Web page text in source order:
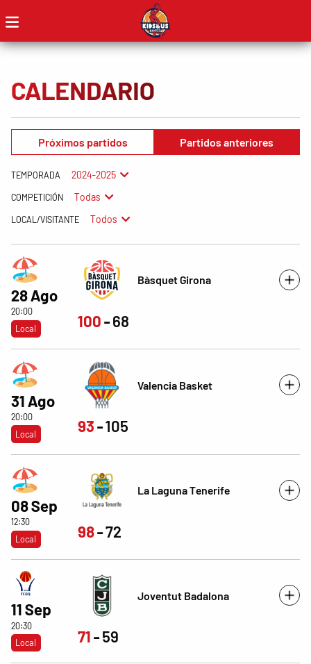
CALENDARIO
Próximos partidos Partidos anteriores
TEMPORADA 2024-2025
COMPETICIÓN Todas
LOCAL/VISITANTE Todos
28 Ago
20:00
Local
Bàsquet Girona
100 68
31 Ago
20:00
Local
Valencia Basket
93 105
08 Sep
12:30
Local
La Laguna Tenerife
98 72
11 Sep
20:30
Local
Joventut Badalona
71 59